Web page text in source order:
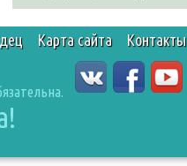
Карта сайта Контакты